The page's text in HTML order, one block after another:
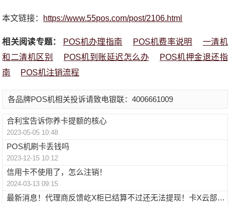
本文链接： https://www.55pos.com/post/2106.html
相关阅读专题： POS机办理指南 POS机费率说明
一清机
和二清机区别
POS机到账延迟怎么办
POS机押金退还指
南
POS机注销流程
各品牌POS机相关投诉请致电银联：4006661009
合利宝告诉你养卡提额的核心
2023-05-05 10:48
POS机刷卡丢钱吗
2023-12-15 10:12
信用卡不使用了，怎么注销！
2024-03-13 09:15
最新消息！代理商反馈屹X柜已结算不过还无法提现！卡X云部分余额可以变现！POS行业一直在迭代来看POS机发展史。